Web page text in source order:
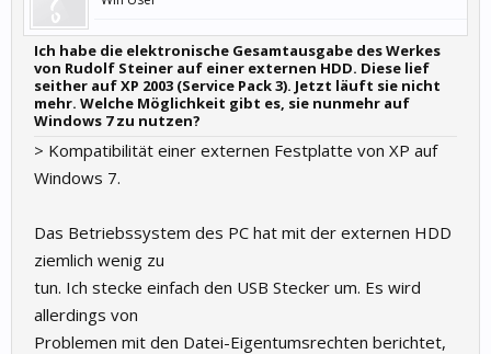
Ich habe die elektronische Gesamtausgabe des Werkes
von Rudolf Steiner auf einer externen HDD. Diese lief
seither auf XP 2003 (Service Pack 3). Jetzt läuft sie nicht
mehr. Welche Möglichkeit gibt es, sie nunmehr auf
Windows 7 zu nutzen?
> Kompatibilität einer externen Festplatte von XP auf
Windows 7.
Das Betriebssystem des PC hat mit der externen HDD
ziemlich wenig zu
tun. Ich stecke einfach den USB Stecker um. Es wird
allerdings von
Problemen mit den Datei-Eigentumsrechten berichtet,